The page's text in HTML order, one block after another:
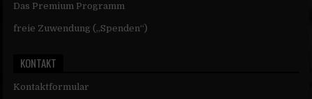
Das Premium Programm
freie Zuwendung („Spenden“)
KONTAKT
Kontaktformular